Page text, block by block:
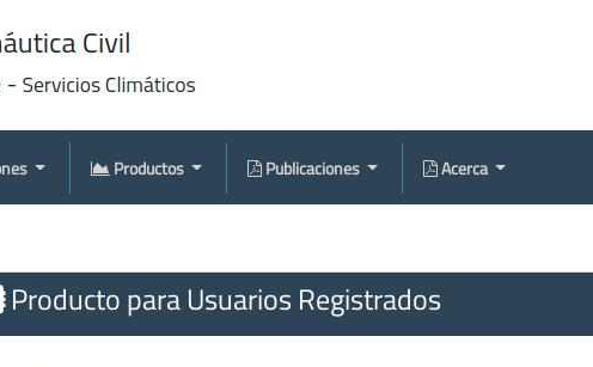
Productos Publicaciones Acerca
Producto para Usuarios Registrados